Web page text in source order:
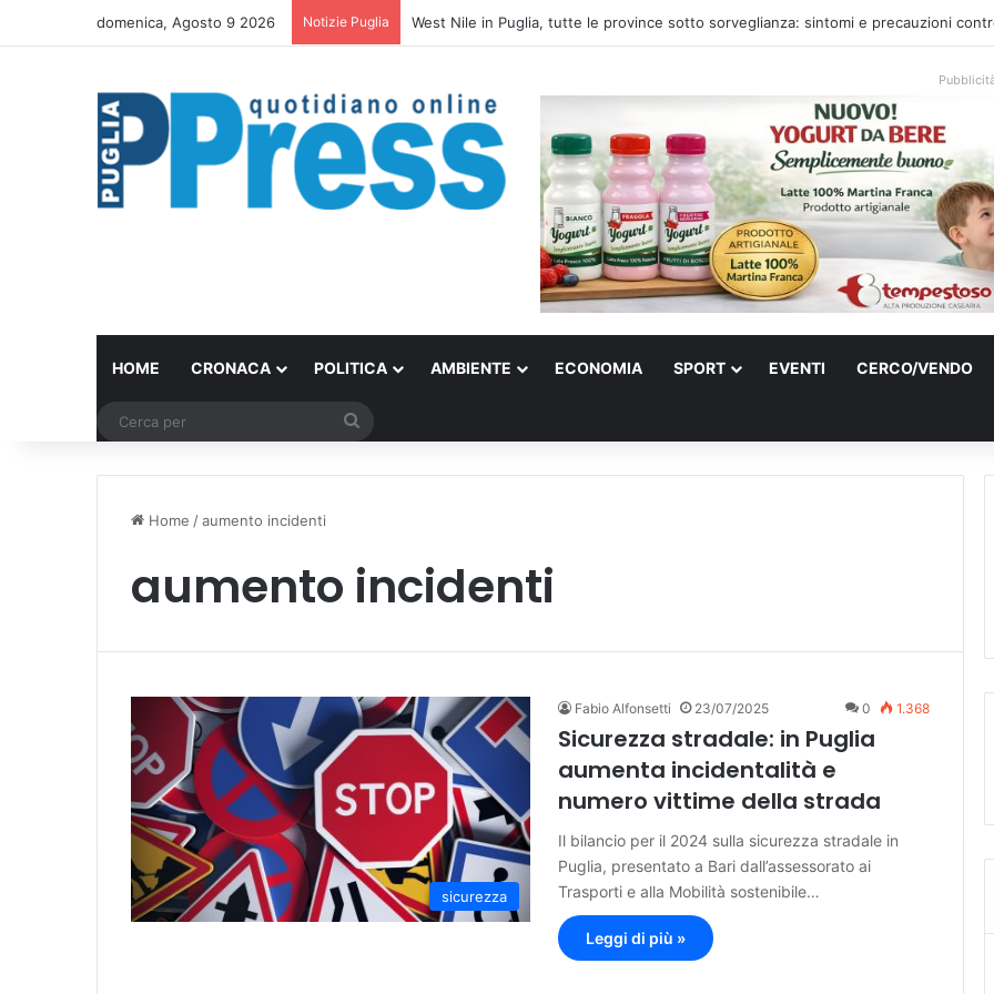
domenica, Agosto 9 2026 Notizie Puglia La ragazza del mare: la voce di Taranto che incontra l’indie pop e racconta rinascite
HOME CRONACA POLITICA AMBIENTE ECONOMIA SPORT EVENTI CERCO/VENDO
Home /aumento incidenti
aumento incidenti
sicurezza
Fabio Alfonsetti 23/07/2025 0 1.368
Sicurezza stradale: in Puglia
aumenta incidentalità e
numero vittime della strada
Il bilancio per il 2024 sulla sicurezza stradale in
Puglia, presentato a Bari dall’assessorato ai
Trasporti e alla Mobilità sostenibile…
Leggi di più »